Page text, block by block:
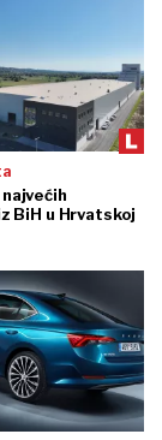
BiH u Hrvatskoj